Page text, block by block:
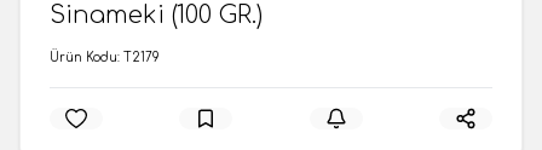
Sinameki (100 GR.)
Ürün Kodu: T2179